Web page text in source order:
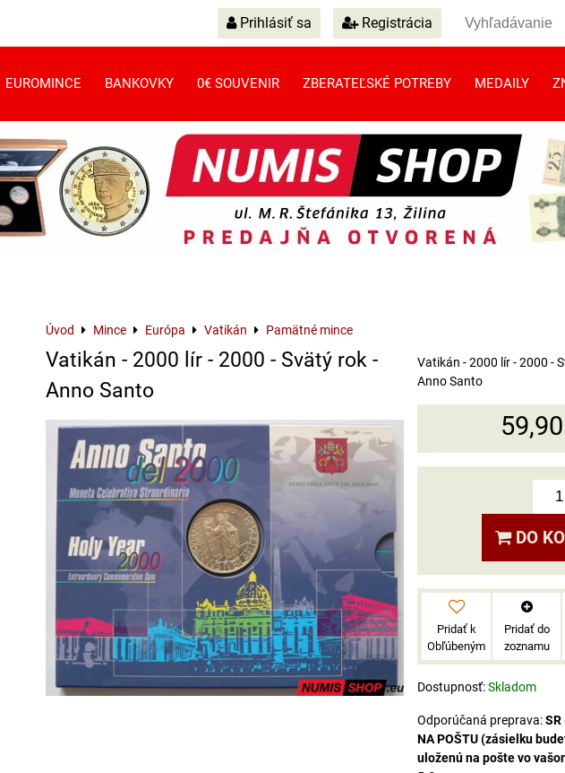
Prihlásiť sa Registrácia
EUROMINCE BANKOVKY 0€ SOUVENIR ZBERATEĽSKÉ POTREBY MEDAILY
Úvod Mince Európa Vatikán Pamätné mince
Vatikán - 2000 lír - 2000 - Svätý rok -
Anno Santo
Vatikán - 2000 lír - 2000 -
Anno Santo
DO
Pridať k
Obľúbeným
Pridať do
zoznamu
Dostupnosť:Skladom
SR
NA POŠTU (zásielku
uloženú na pošte vo